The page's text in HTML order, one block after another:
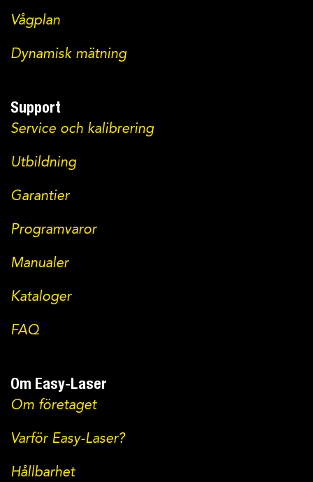
Vågplan
Dynamisk mätning
Support
Service och kalibrering
Utbildning
Garantier
Programvaror
Manualer
Kataloger
FAQ
Om Easy-Laser
Om företaget
Varför Easy-Laser?
Hållbarhet